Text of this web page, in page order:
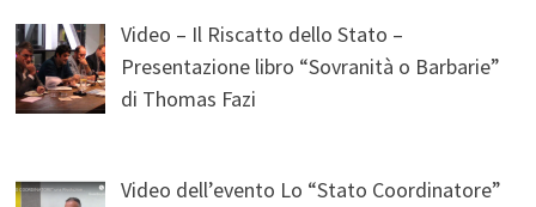
Video – Il Riscatto dello Stato –
Presentazione libro “Sovranità o Barbarie”
di Thomas Fazi
Video dell’evento Lo “Stato Coordinatore”